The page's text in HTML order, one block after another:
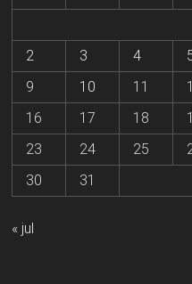
2
3 4
9
10 11
16
17 18
23
24 25
30
31
« jul